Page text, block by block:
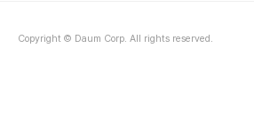
이다. 지난 2000년 GS파워(당시 LG칼텍..
Copyright © Daum Corp. All rights reserved.